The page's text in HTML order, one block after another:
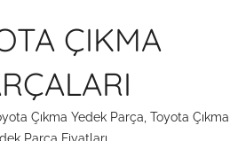
ÇIKMA
Çıkma Yedek Parça, Toyota Çıkma